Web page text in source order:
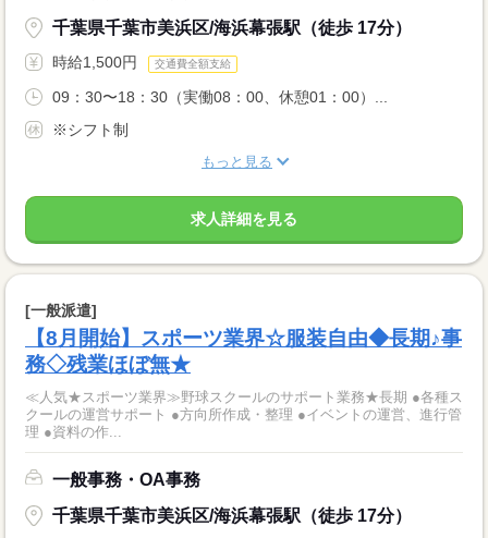
千葉県千葉市美浜区/海浜幕張駅（徒歩 17分）
時給1,500円 交通費全額支給
09：30〜18：30（実働08：00、休憩01：00）...
※シフト制
もっと見る
求人詳細を見る
[一般派遣]
【8月開始】スポーツ業界☆服装自由◆長期♪事
務◇残業ほぼ無★
≪人気★スポーツ業界≫野球スクールのサポート業務★長期 ●各種ス
クールの運営サポート ●方向所作成・整理 ●イベントの運営、進行管
理 ●資料の作...
一般事務・OA事務
千葉県千葉市美浜区/海浜幕張駅（徒歩 17分）